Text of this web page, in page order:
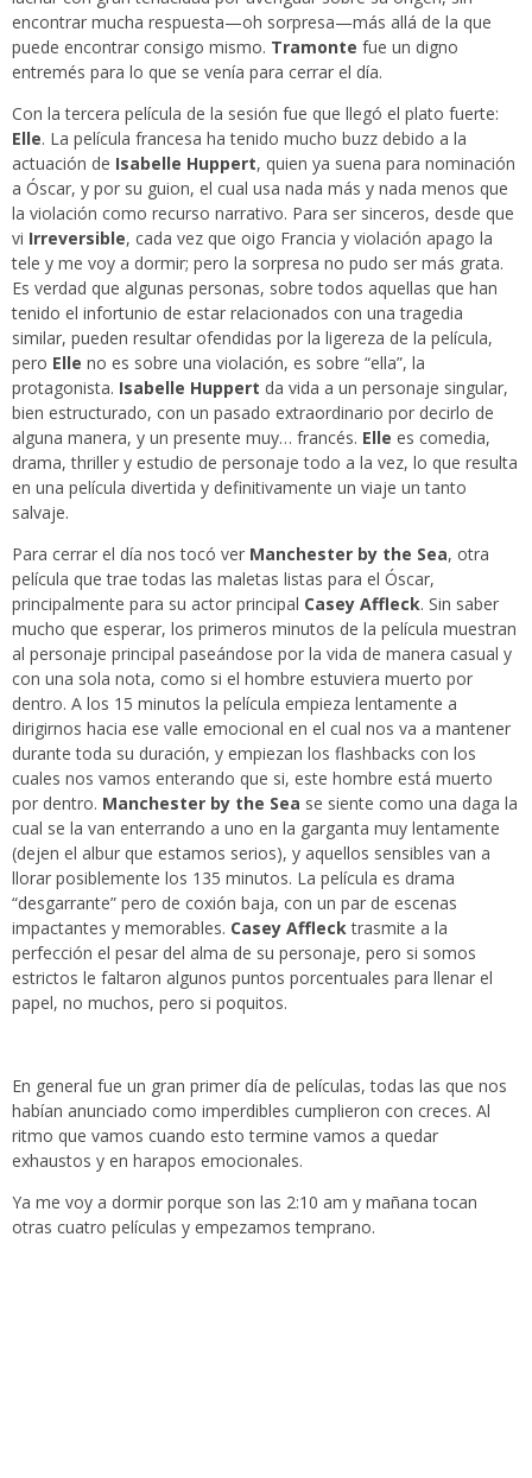
encontrar mucha respuesta—oh sorpresa—más allá de la que
puede encontrar consigo mismo. Tramonte fue un digno
entremés para lo que se venía para cerrar el día.
Con la tercera película de la sesión fue que llegó el plato fuerte:
Elle. La película francesa ha tenido mucho buzz debido a la
actuación de Isabelle Huppert, quien ya suena para nominación
a Óscar, y por su guion, el cual usa nada más y nada menos que
la violación como recurso narrativo. Para ser sinceros, desde que
vi Irreversible, cada vez que oigo Francia y violación apago la
tele y me voy a dormir; pero la sorpresa no pudo ser más grata.
Es verdad que algunas personas, sobre todos aquellas que han
tenido el infortunio de estar relacionados con una tragedia
similar, pueden resultar ofendidas por la ligereza de la película,
pero Elle no es sobre una violación, es sobre “ella”, la
protagonista. Isabelle Huppert da vida a un personaje singular,
bien estructurado, con un pasado extraordinario por decirlo de
alguna manera, y un presente muy… francés. Elle es comedia,
drama, thriller y estudio de personaje todo a la vez, lo que resulta
en una película divertida y definitivamente un viaje un tanto
salvaje.
Para cerrar el día nos tocó ver Manchester by the Sea, otra
película que trae todas las maletas listas para el Óscar,
principalmente para su actor principal Casey Affleck. Sin saber
mucho que esperar, los primeros minutos de la película muestran
al personaje principal paseándose por la vida de manera casual y
con una sola nota, como si el hombre estuviera muerto por
dentro. A los 15 minutos la película empieza lentamente a
dirigirnos hacia ese valle emocional en el cual nos va a mantener
durante toda su duración, y empiezan los flashbacks con los
cuales nos vamos enterando que si, este hombre está muerto
por dentro. Manchester by the Sea se siente como una daga la
cual se la van enterrando a uno en la garganta muy lentamente
(dejen el albur que estamos serios), y aquellos sensibles van a
llorar posiblemente los 135 minutos. La película es drama
“desgarrante” pero de coxión baja, con un par de escenas
impactantes y memorables. Casey Afflecktrasmite a la
perfección el pesar del alma de su personaje, pero si somos
estrictos le faltaron algunos puntos porcentuales para llenar el
papel, no muchos, pero si poquitos.
En general fue un gran primer día de películas, todas las que nos
habían anunciado como imperdibles cumplieron con creces. Al
ritmo que vamos cuando esto termine vamos a quedar
exhaustos y en harapos emocionales.
Ya me voy a dormir porque son las 2:10 am y mañana tocan
otras cuatro películas y empezamos temprano.